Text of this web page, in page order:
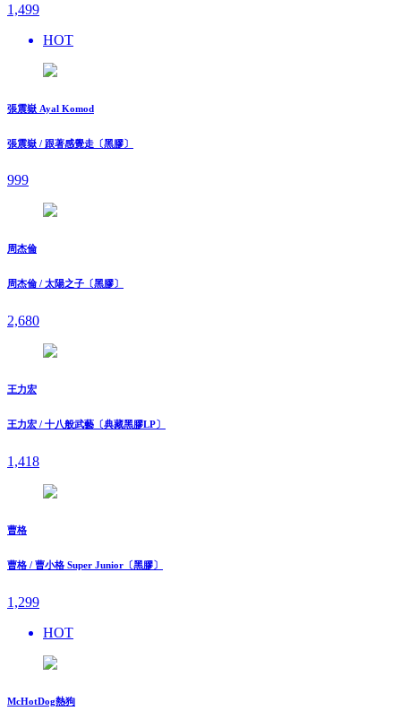
1,499
HOT
張震嶽 Ayal Komod
張震嶽 / 跟著感覺走〔黑膠〕
999
周杰倫
周杰倫 / 太陽之子〔黑膠〕
2,680
王力宏
王力宏 / 十八般武藝〔典藏黑膠LP〕
1,418
曹格
曹格 / 曹小格 Super Junior〔黑膠〕
1,299
HOT
McHotDog熱狗